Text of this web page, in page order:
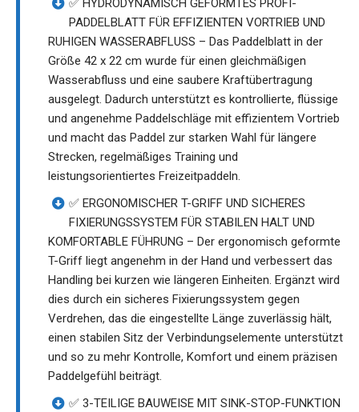
✅ HYDRODYNAMISCH GEFORMTES PROFI-
PADDELBLATT FÜR EFFIZIENTEN VORTRIEB UND
RUHIGEN WASSERABFLUSS – Das Paddelblatt in der
Größe 42 x 22 cm wurde für einen gleichmäßigen
Wasserabfluss und eine saubere Kraftübertragung
ausgelegt. Dadurch unterstützt es kontrollierte, flüssige
und angenehme Paddelschläge mit effizientem Vortrieb
und macht das Paddel zur starken Wahl für längere
Strecken, regelmäßiges Training und
leistungsorientiertes Freizeitpaddeln.
✅ ERGONOMISCHER T-GRIFF UND SICHERES
FIXIERUNGSSYSTEM FÜR STABILEN HALT UND
KOMFORTABLE FÜHRUNG – Der ergonomisch geformte
T-Griff liegt angenehm in der Hand und verbessert das
Handling bei kurzen wie längeren Einheiten. Ergänzt wird
dies durch ein sicheres Fixierungssystem gegen
Verdrehen, das die eingestellte Länge zuverlässig hält,
einen stabilen Sitz der Verbindungselemente unterstützt
und so zu mehr Kontrolle, Komfort und einem präzisen
Paddelgefühl beiträgt.
✅ 3-TEILIGE BAUWEISE MIT SINK-STOP-FUNKTION